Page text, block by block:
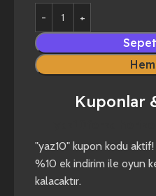
Kuponlar
"yaz10" kupon kodu
%10 ek indirim ile oyun
kalacaktır.